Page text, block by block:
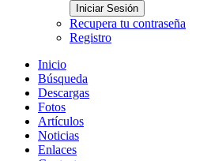
Iniciar Sesión
Recupera tu contraseña
Registro
Inicio
Búsqueda
Descargas
Fotos
Artículos
Noticias
Enlaces